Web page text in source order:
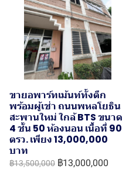
ขายอพาร์ทเม้นท์ทั้งตึก
พร้อมผู้เช่า ถนนพหลโยธิน
สะพานใหม่ ใกล้ BTS ขนาด
4 ชั้น 50 ห้องนอน เนื้อที่ 90
ตรว. เพียง 13,000,000
บาท
฿13,500,000 ฿13,000,000